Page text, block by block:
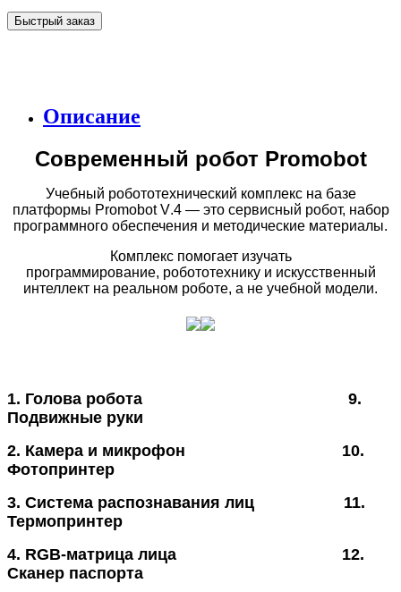
Быстрый заказ
Описание
Современный робот Promobot
Учебный робототехнический комплекс на базе
платформы Promobot V.4 — это сервисный робот, набор
программного обеспечения и методические материалы.
Комплекс помогает изучать
программирование, робототехнику и искусственный
интеллект на реальном роботе, а не учебной модели.
1. Голова робота 9.
Подвижные руки
2. Камера и микрофон 10.
Фотопринтер
3. Система распознавания лиц 11.
Термопринтер
4. RGB-матрица лица 12.
Сканер паспорта